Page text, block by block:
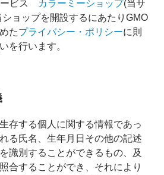
ービス
カラーミーショップ(当サ
ョップを開設するにあたりGMO
たプライバシー・ポリシーに則
を行います。
存する個人に関する情報であっ
る氏名、生年月日その他の記述
識別することができるもの、及
合することができ、それにより